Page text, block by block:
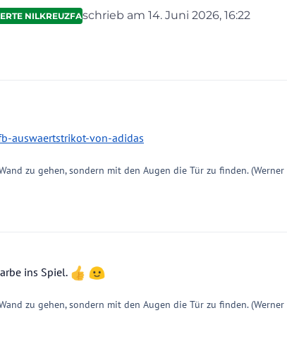
NILKREUZFAHRTENschrieb am 14. Juni 2026, 16:22
zuletzt editiert von
auswaertstrikot-von-adidas
zu gehen, sondern mit den Augen die Tür zu finden.
ins Spiel.
zu gehen, sondern mit den Augen die Tür zu finden.